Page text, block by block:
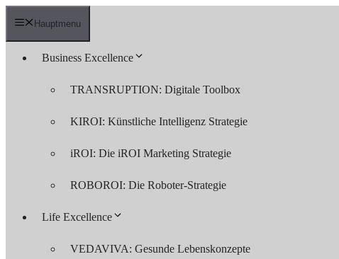
Zum
Inhalt Hauptmenu
Business Excellence
TRANSRUPTION: Digitale Toolbox
KIROI: Künstliche Intelligenz Strategie
iROI: Die iROI Marketing Strategie
ROBOROI: Die Roboter-Strategie
Life Excellence
VEDAVIVA: Gesunde Lebenskonzepte